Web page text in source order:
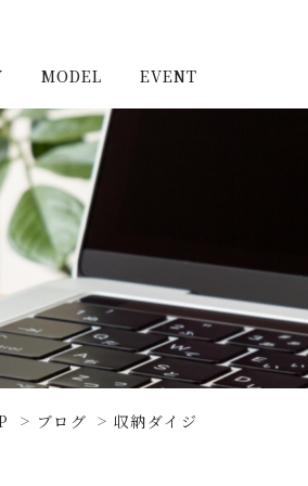
ーショ
MODEL
浦和住宅公園
浦和住宅展示場Miraizu
大宮北ハウジングステージ
EVENT
ブログ 収納ダイジ